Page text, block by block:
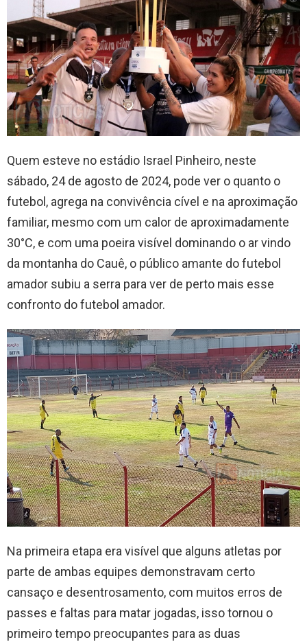
Quem esteve no estádio Israel Pinheiro, neste
sábado, 24 de agosto de 2024, pode ver o quanto o
futebol, agrega na convivência cível e na aproximação
familiar, mesmo com um calor de aproximadamente
30°C, e com uma poeira visível dominando o ar vindo
da montanha do Cauê, o público amante do futebol
amador subiu a serra para ver de perto mais esse
confronto do futebol amador.
Na primeira etapa era visível que alguns atletas por
parte de ambas equipes demonstravam certo
cansaço e desentrosamento, com muitos erros de
passes e faltas para matar jogadas, isso tornou o
primeiro tempo preocupantes para as duas